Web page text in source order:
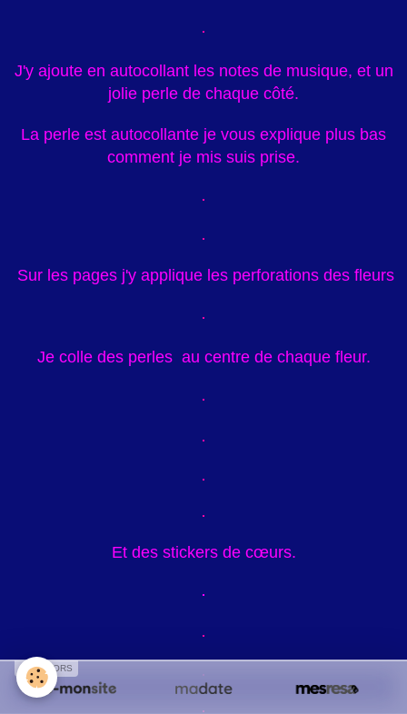
J'y ajoute en autocollant les notes de musique, et un
jolie perle de chaque côté.
La perle est autocollante je vous explique plus bas
comment je mis suis prise.
Sur les pages j'y applique les perforations des fleurs
Je colle des perles au centre de chaque fleur.
Et des stickers de cœurs.
SPONSORS